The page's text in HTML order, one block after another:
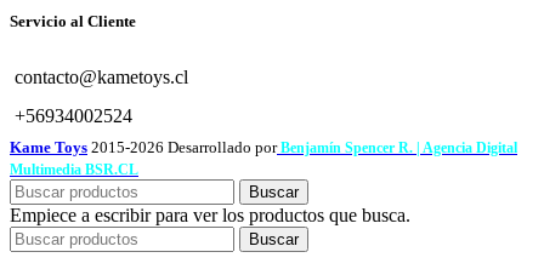
Servicio al Cliente
contacto@kametoys.cl
+56934002524
Kame Toys 2015-2026 Desarrollado porBenjamín Spencer R. | Agencia Digital
Multimedia BSR.CL
Buscar
Empiece a escribir para ver los productos que busca.
Buscar